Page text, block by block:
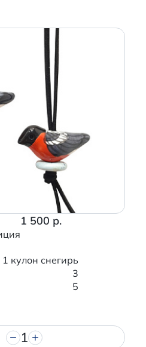
1 500 р.
1 кулон снегирь
3
5
1